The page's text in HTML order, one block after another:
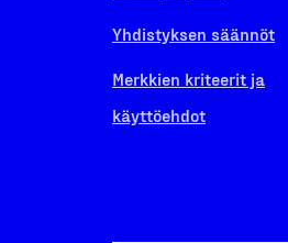
Yhdistyksen säännöt
Merkkien kriteerit ja
käyttöehdot